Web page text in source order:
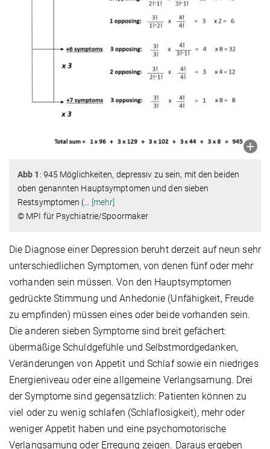
Abb 1 : 945 Möglichkeiten, depressiv zu sein, mit den beiden
oben genannten Hauptsymptomen und den sieben
Restsymptomen (… [mehr]
© MPI für Psychiatrie/Spoormaker
Die Diagnose einer Depression beruht derzeit auf neun sehr
unterschiedlichen Symptomen, von denen fünf oder mehr
vorhanden sein müssen. Von den Hauptsymptomen
gedrückte Stimmung und Anhedonie (Unfähigkeit, Freude
zu empfinden) müssen eines oder beide vorhanden sein.
Die anderen sieben Symptome sind breit gefächert:
übermäßige Schuldgefühle und Selbstmordgedanken,
Veränderungen von Appetit und Schlaf sowie ein niedriges
Energieniveau oder eine allgemeine Verlangsamung. Drei
der Symptome sind gegensätzlich: Patienten können zu
viel oder zu wenig schlafen (Schlaflosigkeit), mehr oder
weniger Appetit haben und eine psychomotorische
Verlangsamung oder Erregung zeigen. Daraus ergeben